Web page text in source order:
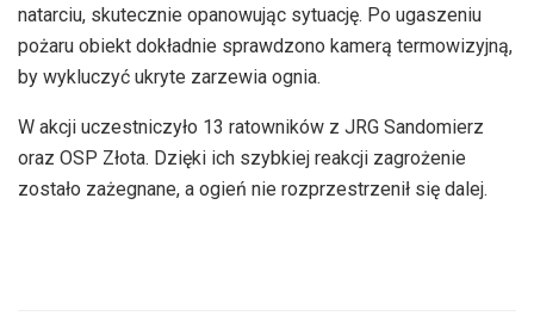
natarciu, skutecznie opanowując sytuację. Po ugaszeniu
pożaru obiekt dokładnie sprawdzono kamerą termowizyjną,
by wykluczyć ukryte zarzewia ognia.
W akcji uczestniczyło 13 ratowników z JRG Sandomierz
oraz OSP Złota. Dzięki ich szybkiej reakcji zagrożenie
zostało zażegnane, a ogień nie rozprzestrzenił się dalej.